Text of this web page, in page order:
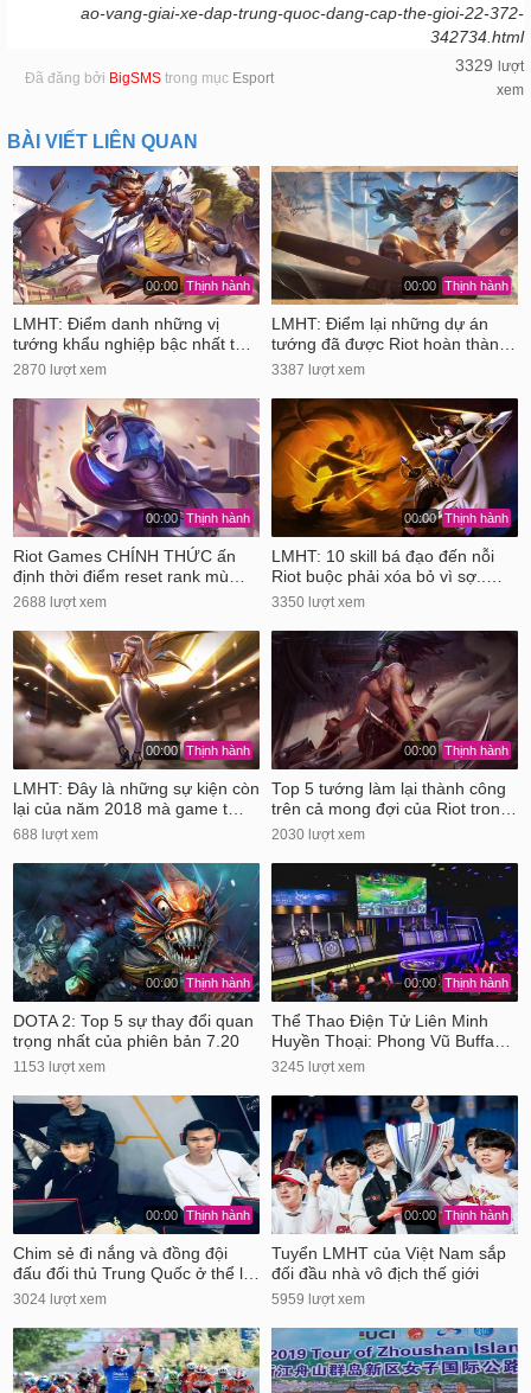
ao-vang-giai-xe-dap-trung-quoc-dang-cap-the-gioi-22-372-
342734.html
Đã đăng bởi BigSMS trong mục Esport
3329 lượt
xem
BÀI VIẾT LIÊN QUAN
00:00 Thịnh hành
LMHT: Điểm danh những vị
tướng khẩu nghiệp bậc nhất t…
2870 lượt xem
00:00 Thịnh hành
LMHT: Điểm lại những dự án
tướng đã được Riot hoàn thàn…
3387 lượt xem
00:00 Thịnh hành
Riot Games CHÍNH THỨC ấn
định thời điểm reset rank mù…
2688 lượt xem
00:00 Thịnh hành
LMHT: 10 skill bá đạo đến nỗi
Riot buộc phải xóa bỏ vì sợ..…
3350 lượt xem
00:00 Thịnh hành
LMHT: Đây là những sự kiện còn
lại của năm 2018 mà game t…
688 lượt xem
00:00 Thịnh hành
Top 5 tướng làm lại thành công
trên cả mong đợi của Riot tron…
2030 lượt xem
00:00 Thịnh hành
DOTA 2: Top 5 sự thay đổi quan
trọng nhất của phiên bản 7.20
1153 lượt xem
00:00 Thịnh hành
Thể Thao Điện Tử Liên Minh
Huyền Thoại: Phong Vũ Buffa…
3245 lượt xem
00:00 Thịnh hành
Chim sẻ đi nắng và đồng đội
đấu đối thủ Trung Quốc ở thể l…
3024 lượt xem
00:00 Thịnh hành
Tuyển LMHT của Việt Nam sắp
đối đầu nhà vô địch thế giới
5959 lượt xem